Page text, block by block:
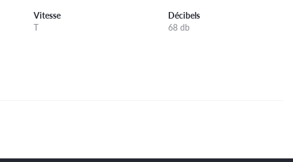
Vitesse
T
Décibels
68 db